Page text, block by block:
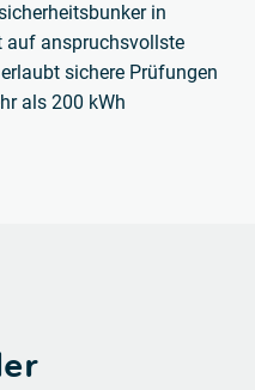
in
auf anspruchsvollste
sichere Prüfungen
als 200 kWh